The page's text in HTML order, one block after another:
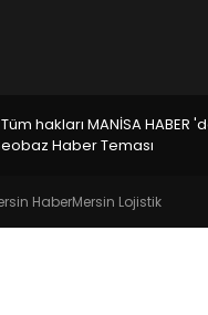
hakları MANİSA HABER
Haber Teması
HaberMersin Lojistik